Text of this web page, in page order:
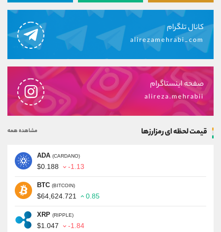
کانال تلگرام
alirezamehrabi_com
صفحه اینستاگرام
alireza.mehrabii
قیمت لحظه ای رمزارزها مشاهده همه
ADA (CARDANO)
$0.188 -1.13
BTC (BITCOIN)
$64,624.721 0.85
XRP (RIPPLE)
$1.047 -1.84